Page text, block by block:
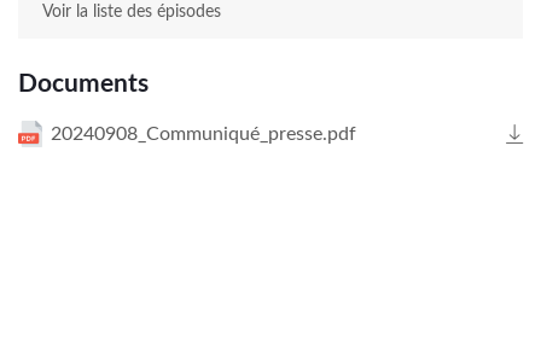
Voir la liste des épisodes
Documents
20240908_Communiqué_presse.pdf